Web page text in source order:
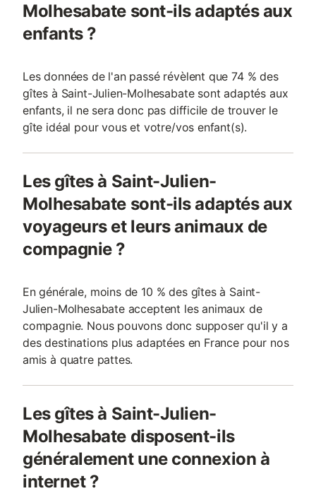
Molhesabate sont-ils adaptés aux
enfants ?
Les données de l'an passé révèlent que 74 % des
gîtes à Saint-Julien-Molhesabate sont adaptés aux
enfants, il ne sera donc pas difficile de trouver le
gîte idéal pour vous et votre/vos enfant(s).
Les gîtes à Saint-Julien-
Molhesabate sont-ils adaptés aux
voyageurs et leurs animaux de
compagnie ?
En générale, moins de 10 % des gîtes à Saint-
Julien-Molhesabate acceptent les animaux de
compagnie. Nous pouvons donc supposer qu'il y a
des destinations plus adaptées en France pour nos
amis à quatre pattes.
Les gîtes à Saint-Julien-
Molhesabate disposent-ils
généralement une connexion à
internet ?